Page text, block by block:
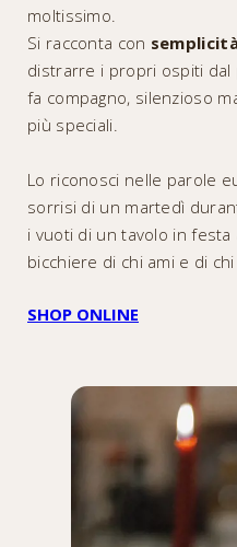
moltissimo.
Si racconta con
distrarre i propri ospiti dal
fa compagno, silenzioso
più speciali.
Lo riconosci nelle parole
sorrisi di un martedì
i vuoti di un tavolo in festa
bicchiere di chi ami e di
SHOP ONLINE